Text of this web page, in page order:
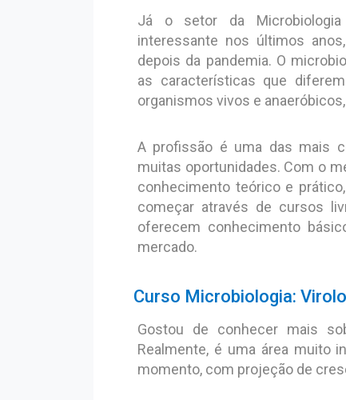
Já o setor da
interessante nos últimos
depois da pandemia. O
as características que
organismos vivos e
A profissão é uma das mais
muitas oportunidades. Com o
conhecimento teórico e
começar através de cursos
oferecem conhecimento
mercado.
Curso Microbiologia:
Gostou de conhecer mais
Realmente, é uma área muito
momento, com projeção de